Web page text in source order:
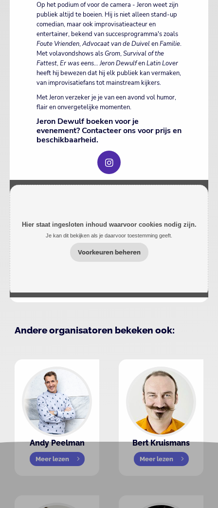
Op het podium of voor de camera - Jeron weet zijn
publiek altijd te boeien. Hij is niet alleen stand-up
comedian, maar ook improvisatieacteur en
entertainer, bekend van succesprogramma's zoals
Foute Vrienden,Advocaat van de DuivelenFamilie.
Met volavondshows als Grom,Survival of the
Fattest,Er was eens... Jeron DewulfenLatin Lover
heeft hij bewezen dat hij elk publiek kan vermaken,
van improvisatiefans tot mainstream kijkers.
Met Jeron verzeker je je van een avond vol humor,
flair en onvergetelijke momenten.
Jeron Dewulf boeken voor je
evenement? Contacteer ons voor prijs en
beschikbaarheid.
Hier staat ingesloten inhoud waarvoor cookies nodig zijn.
Je kan dit bekijken als je daarvoor toestemming geeft.
Voorkeuren beheren
Andere organisatoren bekeken ook:
Andy Peelman
Meer lezen
Bert Kruismans
Meer lezen